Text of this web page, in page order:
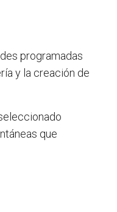
programadas
y la creación de
que